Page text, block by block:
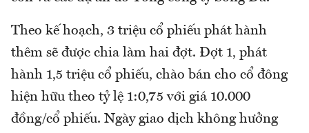
Theo kế hoạch, 3 triệu cổ phiếu phát hành
thêm sẽ được chia làm hai đợt. Đợt 1, phát
hành 1,5 triệu cổ phiếu, chào bán cho cổ đông
hiện hữu theo tỷ lệ 1:0,75 với giá 10.000
đồng/cổ phiếu. Ngày giao dịch không hưởng